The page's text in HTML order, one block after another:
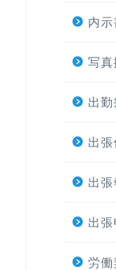
内示
写真
出勤
出
出
出
労働